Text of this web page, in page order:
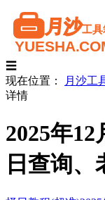
☰
现在位置：
月沙工
详情
2025年
日查询